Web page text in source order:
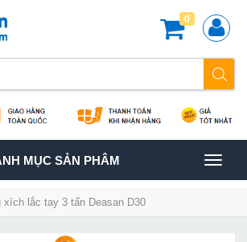
0
MỤC SẢN PHÂM
xích lắc tay 3 tấn Deasan D30